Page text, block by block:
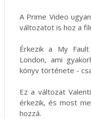
A Prime Video
változatot is hoz a
Érkezik a My
London, ami
könyv története -
Ez a változat
érkezik, és most
hozzá.